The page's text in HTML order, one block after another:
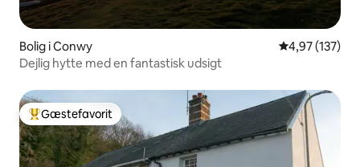
Bolig i Conwy 4,97 ud af 5 i
4,97 (137)
Dejlig hytte med en fantastisk udsigt
Bedste gæstefavorit
Gæstefavorit